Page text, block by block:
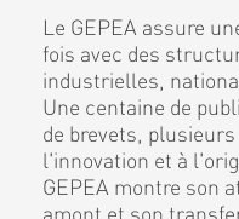
Le GEPEA assure
fois avec des
industrielles,
Une centaine de
de brevets,
l'innovation et à
GEPEA montre son
amont et son